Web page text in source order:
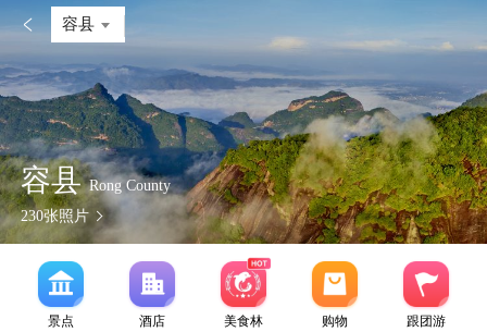
 容县
容县Rong County
230张照片
景点 酒店 美食林 购物 跟团游